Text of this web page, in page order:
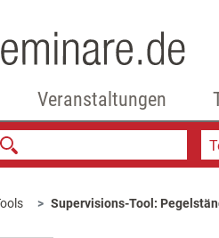
Veranstaltungen
Supervisions-Tool: